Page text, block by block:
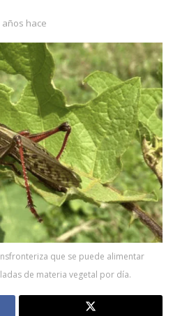
años hace
que se puede alimentar
de materia vegetal por día.